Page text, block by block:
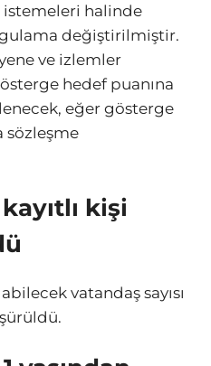
halinde
değiştirilmiştir.
ve izlemler
hedef puanına
eğer gösterge
sözleşme
kişi
vatandaş sayısı